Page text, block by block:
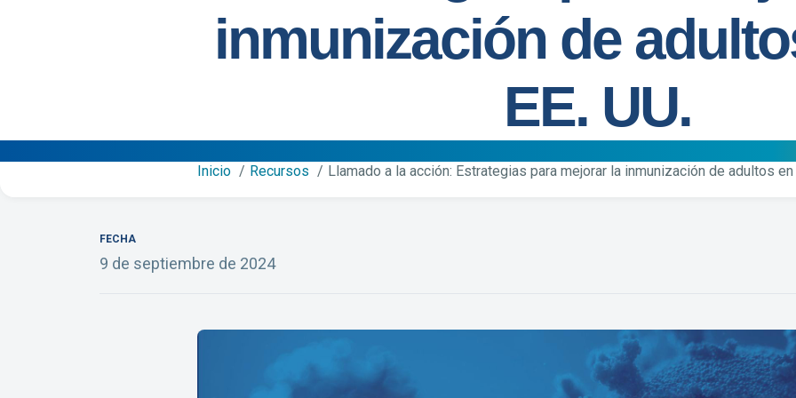
inmunización de
EE. UU.
Inicio Recursos Llamado a la acción: Estrategias para mejorar la inmunización de adultos en
FECHA
9 de septiembre de 2024